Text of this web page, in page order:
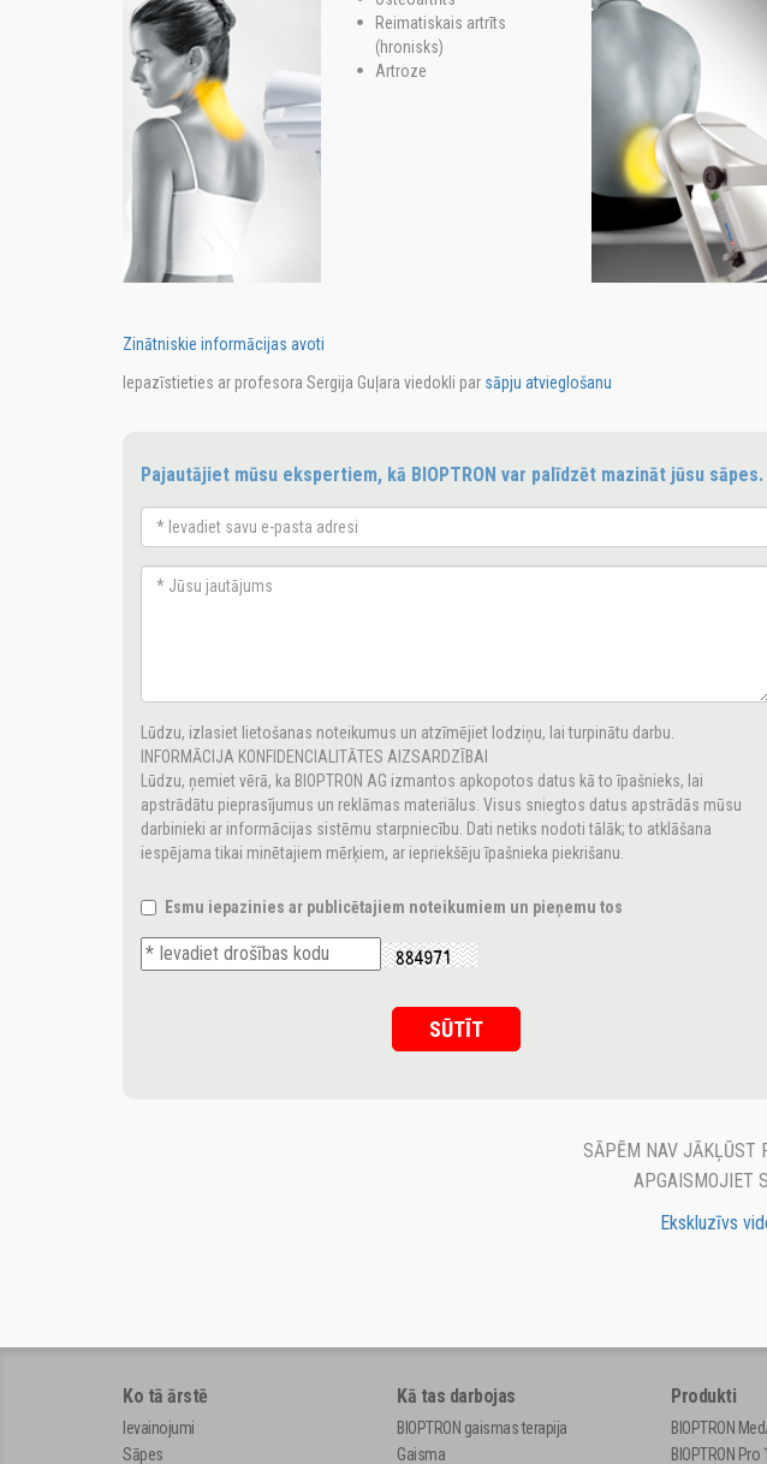
Reimatiskais artrīts
(hronisks)
Artroze
Zinātniskie informācijas avoti
Iepazīstieties ar profesora Sergija Guļara viedokli par sāpju atvieglošanu
Pajautājiet mūsu ekspertiem, kā BIOPTRON var palīdzēt mazināt jūsu sāpes.
Lūdzu, izlasiet lietošanas noteikumus un atzīmējiet lodziņu, lai turpinātu darbu.
INFORMĀCIJA KONFIDENCIALITĀTES AIZSARDZĪBAI
Lūdzu, ņemiet vērā, ka BIOPTRON AG izmantos apkopotos datus kā to īpašnieks, lai
apstrādātu pieprasījumus un reklāmas materiālus. Visus sniegtos datus apstrādās mūsu
darbinieki ar informācijas sistēmu starpniecību. Dati netiks nodoti tālāk; to atklāšana
iespējama tikai minētajiem mērķiem, ar iepriekšēju īpašnieka piekrišanu.
Esmu iepazinies ar publicētajiem noteikumiem un pieņemu tos
SĀPĒM NAV JĀKĻŪST
APGAISMOJIET
Ekskluzīvs
Ko tā ārstē
Ievainojumi
Sāpes
Kā tas darbojas
BIOPTRON gaismas terapija
Gaisma
Produkti
BIOPTRON
BIOPTRON Pro 1